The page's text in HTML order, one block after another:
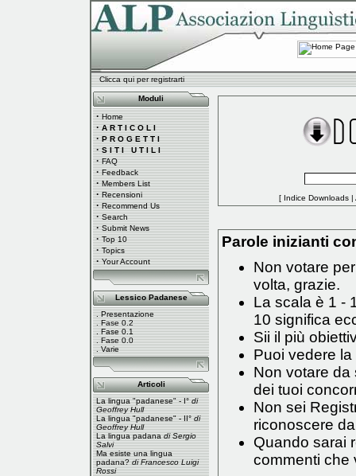
Clicca qui per registrarti
Moduli
· Home
· A R T I C O L I
· P R O G E T T I
· S I T I U T I L I
· FAQ
· Feedback
· Members List
· Recensioni
· Recommend Us
· Search
· Submit News
· Top 10
· Topics
· Your Account
Lessico Padanese
.Presentazione
.Fase 0.2
.Fase 0.1
.Fase 0.0
.Varie
Articoli
La lingua "padanese" - I° di
Geoffrey Hull
La lingua "padanese" - II° di
Geoffrey Hull
La lingua padana di Sergio
Salvi
Ma esiste una lingua
padana? di Francesco Luigi
Rossi
[ Indice Downloads |
Parole inizianti
Non votare
volta, grazie.
La scala è 1 -
10 significa
Sii il più
Puoi vedere
Non votare da
dei tuoi
Non sei
riconoscere
Quando sarai
commenti che